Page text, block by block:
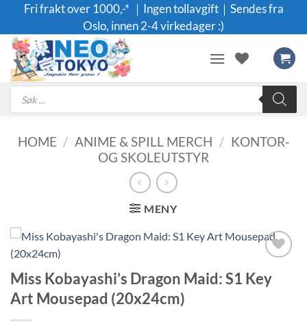
content
Fri frakt over 1000,-* ｜Ingen tollavgift｜Sendes fra
Oslo, innen 2-4 virkedager :)
Products
search
HOME / ANIME & SPILL MERCH / KONTOR-
OG SKOLEUTSTYR
MENY
Legg til i
ønskeliste
Miss Kobayashi’s Dragon Maid: S1 Key
Art Mousepad (20x24cm)